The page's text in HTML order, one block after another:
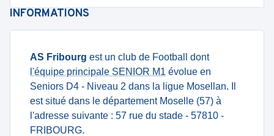
INFORMATIONS
AS Fribourg est un club de Football dont
l'équipe principale SENIOR M1 évolue en
Seniors D4 - Niveau 2 dans la ligue Mosellan. Il
est situé dans le département Moselle (57) à
l'adresse suivante : 57 rue du stade - 57810 -
FRIBOURG.